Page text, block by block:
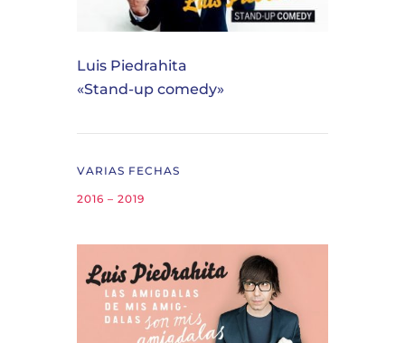
Luis Piedrahita
«Stand-up comedy»
VARIAS FECHAS
2016 – 2019